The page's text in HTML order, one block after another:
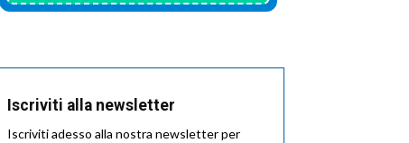
Iscriviti alla newsletter
Iscriviti adesso alla nostra newsletter per